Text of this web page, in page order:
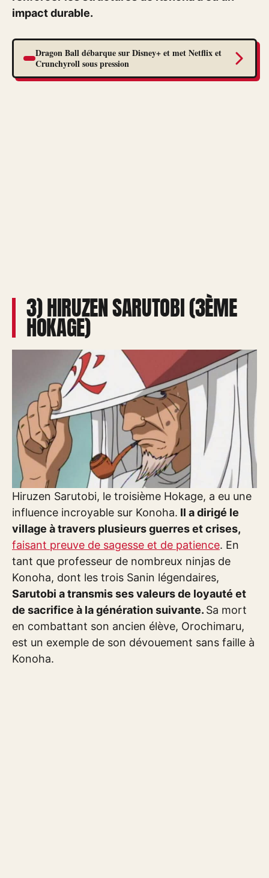
impact durable.
Dragon Ball débarque sur Disney+ et met Netflix et
Crunchyroll sous pression
3) HIRUZEN SARUTOBI (3ÈME
HOKAGE)
Hiruzen Sarutobi, le troisième Hokage, a eu une
influence incroyable sur Konoha. Il a dirigé le
village à travers plusieurs guerres et crises,
faisant preuve de sagesse et de patience. En
tant que professeur de nombreux ninjas de
Konoha, dont les trois Sanin légendaires,
Sarutobi a transmis ses valeurs de loyauté et
de sacrifice à la génération suivante. Sa mort
en combattant son ancien élève, Orochimaru,
est un exemple de son dévouement sans faille à
Konoha.